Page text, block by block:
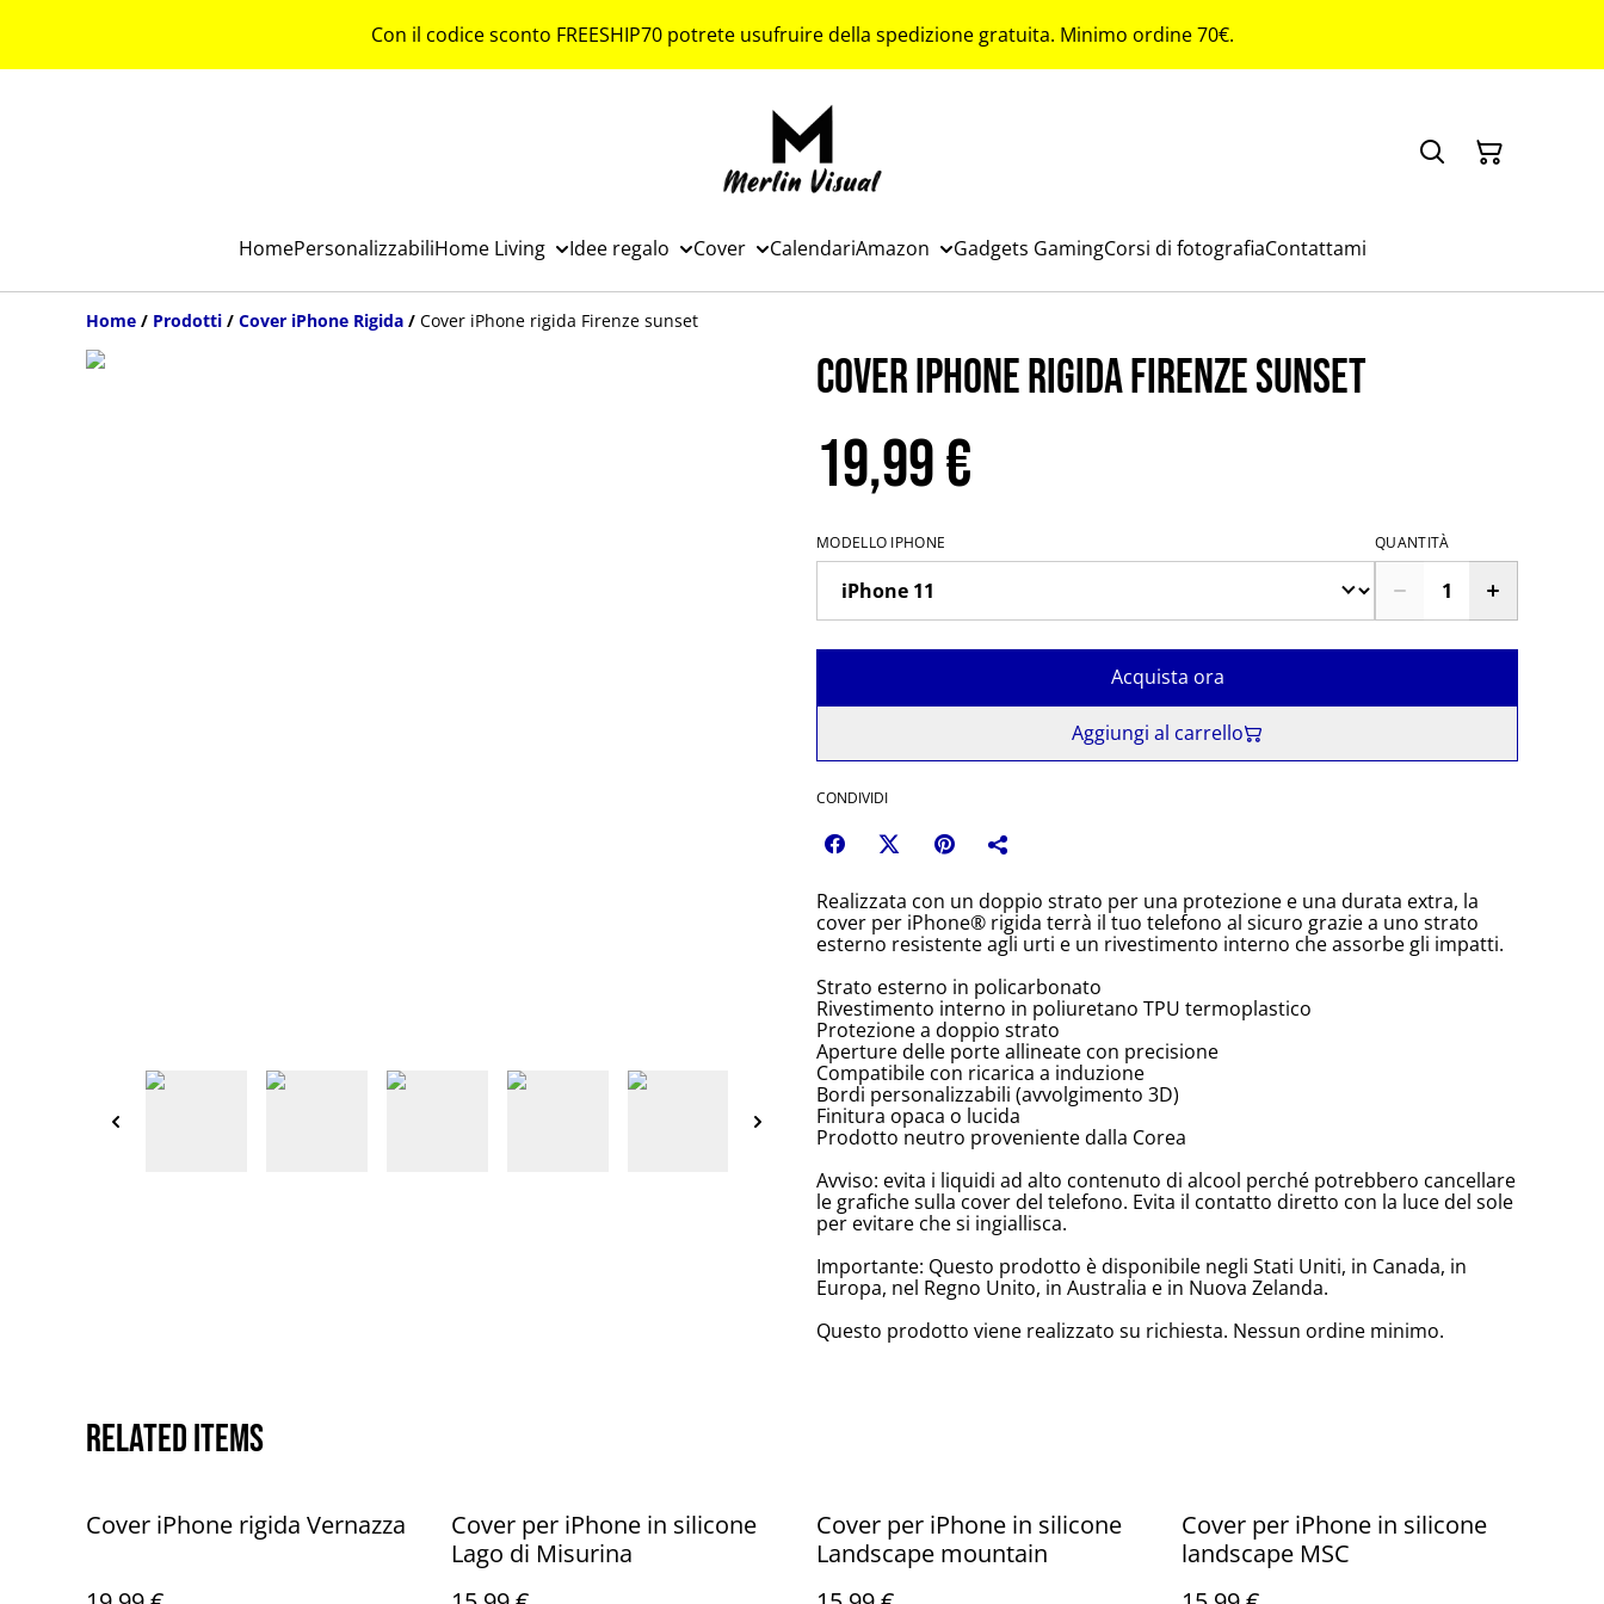
Con il codice sconto FREESHIP70 potrete usufruire della spedizione gratuita. Minimo ordine 70€.
HomePersonalizzabiliHome Living Idee regalo Cover CalendariAmazon Gadgets GamingCorsi di fotografiaContattami
Home / Prodotti / Cover iPhone Rigida / Cover iPhone rigida Firenze sunset
Cover iPhone rigida Firenze sunset
19,99 €
MODELLO IPHONE QUANTITÀ
Acquista ora
Aggiungi al carrello
CONDIVIDI
Realizzata con un doppio strato per una protezione e una durata extra, la
cover per iPhone® rigida terrà il tuo telefono al sicuro grazie a uno strato
esterno resistente agli urti e un rivestimento interno che assorbe gli impatti.
Strato esterno in policarbonato
Rivestimento interno in poliuretano TPU termoplastico
Protezione a doppio strato
Aperture delle porte allineate con precisione
Compatibile con ricarica a induzione
Bordi personalizzabili (avvolgimento 3D)
Finitura opaca o lucida
Prodotto neutro proveniente dalla Corea
Avviso: evita i liquidi ad alto contenuto di alcool perché potrebbero cancellare
le grafiche sulla cover del telefono. Evita il contatto diretto con la luce del sole
per evitare che si ingiallisca.
Importante: Questo prodotto è disponibile negli Stati Uniti, in Canada, in
Europa, nel Regno Unito, in Australia e in Nuova Zelanda.
Questo prodotto viene realizzato su richiesta. Nessun ordine minimo.
Related items
Cover iPhone rigida Vernazza
Cover per iPhone in silicone
Lago di Misurina
Cover per iPhone in silicone
Landscape mountain
Cover per iPhone in silicone
landscape MSC